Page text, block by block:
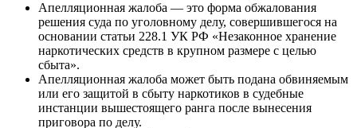
Апелляционная жалоба — это форма обжалования
решения суда по уголовному делу, совершившегося на
основании статьи 228.1 УК РФ «Незаконное хранение
наркотических средств в крупном размере с целью
сбыта».
Апелляционная жалоба может быть подана обвиняемым
или его защитой в сбыту наркотиков в судебные
инстанции вышестоящего ранга после вынесения
приговора по делу.